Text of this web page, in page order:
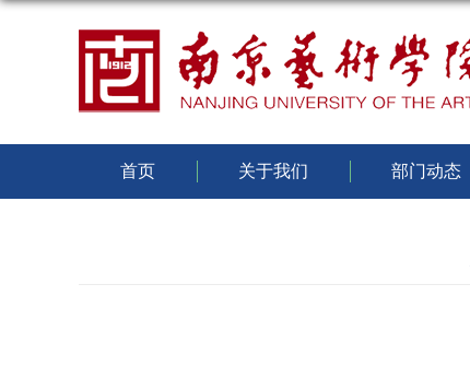
首页 关于我们 部门动态